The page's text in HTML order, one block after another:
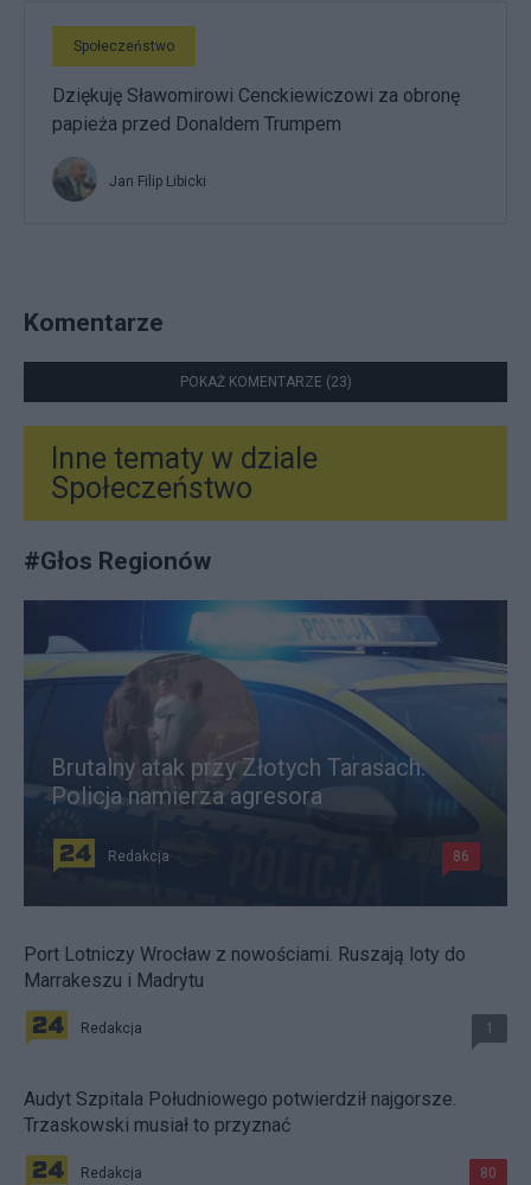
Społeczeństwo
Dziękuję Sławomirowi Cenckiewiczowi za obronę
papieża przed Donaldem Trumpem
Jan Filip Libicki
Komentarze
POKAŻ KOMENTARZE (23)
Inne tematy w dziale
Społeczeństwo
#Głos Regionów
Brutalny atak przy Złotych Tarasach.
Policja namierza agresora
Redakcja 86
Port Lotniczy Wrocław z nowościami. Ruszają loty do
Marrakeszu i Madrytu
Redakcja 1
Audyt Szpitala Południowego potwierdził najgorsze.
Trzaskowski musiał to przyznać
Redakcja 80